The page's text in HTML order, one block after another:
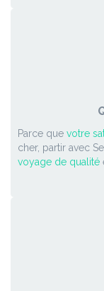
Parce que votre
cher, partir avec
voyage de qualité